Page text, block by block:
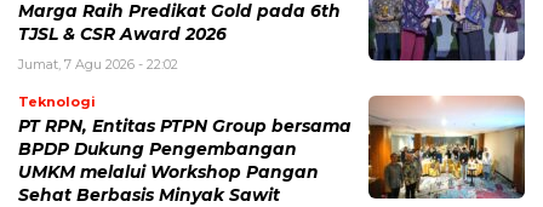
Marga Raih Predikat Gold pada 6th
TJSL & CSR Award 2026
Jumat, 7 Agu 2026 - 22:02
Teknologi
PT RPN, Entitas PTPN Group bersama
BPDP Dukung Pengembangan
UMKM melalui Workshop Pangan
Sehat Berbasis Minyak Sawit